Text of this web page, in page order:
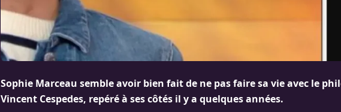
Sophie Marceau semble avoir bien fait de ne pas faire sa vie avec le
Vincent Cespedes, repéré à ses côtés il y a quelques années.